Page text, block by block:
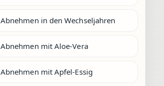
Abnehmen in den Wechseljahren
Abnehmen mit Aloe-Vera
Abnehmen mit Apfel-Essig